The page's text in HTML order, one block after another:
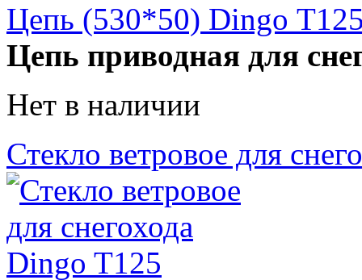
Цепь (530*50) Dingo
Цепь приводная для
Нет в наличии
Стекло ветровое для